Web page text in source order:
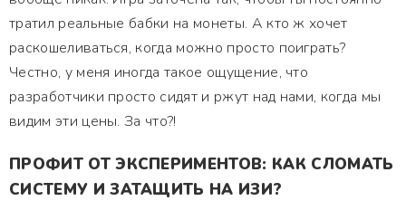
тратил реальные бабки на монеты. А кто ж хочет
раскошеливаться, когда можно просто поиграть?
Честно, у меня иногда такое ощущение, что
разработчики просто сидят и ржут над нами, когда мы
видим эти цены. За что?!
ПРОФИТ ОТ ЭКСПЕРИМЕНТОВ: КАК СЛОМАТЬ
СИСТЕМУ И ЗАТАЩИТЬ НА ИЗИ?